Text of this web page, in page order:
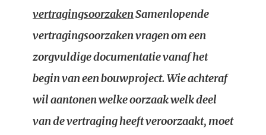
vertragingsoorzakenSamenlopende
vertragingsoorzaken vragen om een
zorgvuldige documentatie vanaf het
begin van een bouwproject. Wie achteraf
wil aantonen welke oorzaak welk deel
van de vertraging heeft veroorzaakt, moet